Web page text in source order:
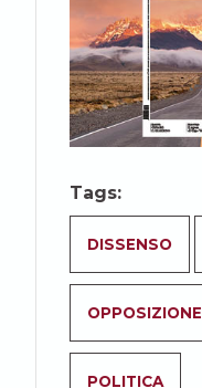
Tags:
DISSENSO
OPPOSIZIONE
POLITICA